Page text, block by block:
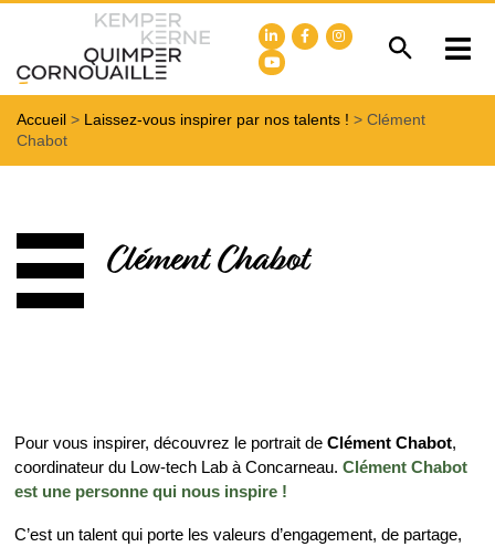
Accueil > Laissez-vous inspirer par nos talents ! > Clément
Chabot
Clément Chabot
Pour vous inspirer, découvrez le portrait de Clément Chabot,
coordinateur du Low-tech Lab à Concarneau. Clément Chabot
est une personne qui nous inspire !
C’est un talent qui porte les valeurs d’engagement, de partage,